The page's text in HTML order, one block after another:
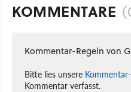
KOMMENTARE
Kommentar-Regeln von
Bitte lies unsere
Kommentar verfasst.